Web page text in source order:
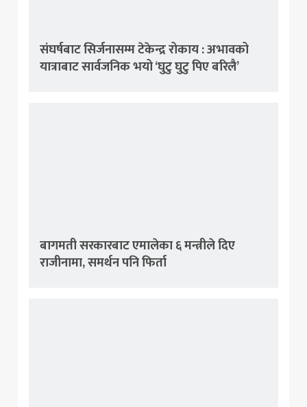
संघर्षबाट सिर्जनासम्म टेकेन्द्र रोकाय : अभावको
यात्राबाट सार्वजनिक भयो ‘घुटु घुटु पिए बरिलै’
बागमती सरकारबाट एमालेका ६ मन्त्रीले दिए
राजीनामा, समर्थन पनि फिर्ता